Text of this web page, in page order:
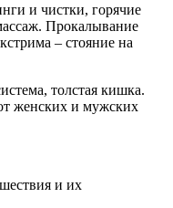
и чистки, горячие
Прокалывание
– стояние на
толстая кишка.
женских и мужских
и их